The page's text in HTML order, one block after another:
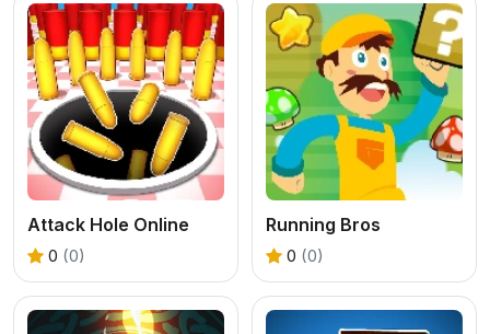
Attack Hole Online
0 (0)
Running Bros
0 (0)